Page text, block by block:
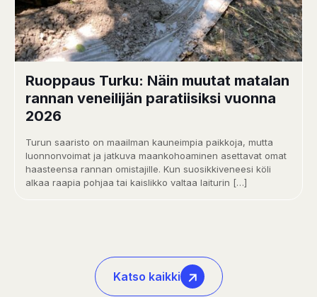
Ruoppaus Turku: Näin muutat matalan
rannan veneilijän paratiisiksi vuonna
2026
Turun saaristo on maailman kauneimpia paikkoja, mutta
luonnonvoimat ja jatkuva maankohoaminen asettavat omat
haasteensa rannan omistajille. Kun suosikkiveneesi köli
alkaa raapia pohjaa tai kaislikko valtaa laiturin […]
Katso kaikki